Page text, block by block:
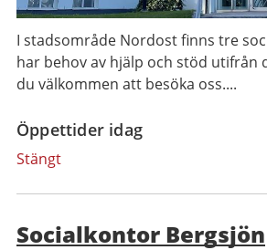
I stadsområde Nordost finns tre
har behov av hjälp och stöd utifrån
du välkommen att besöka oss....
Öppettider idag
Stängt
Socialkontor Bergsjön